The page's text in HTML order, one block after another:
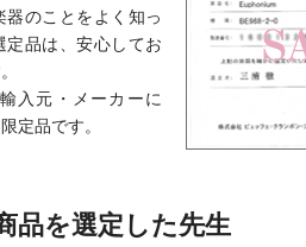
のことをよく知っ
定品は、安心してお
入元・メーカーに
定品です。
品を選定した先生